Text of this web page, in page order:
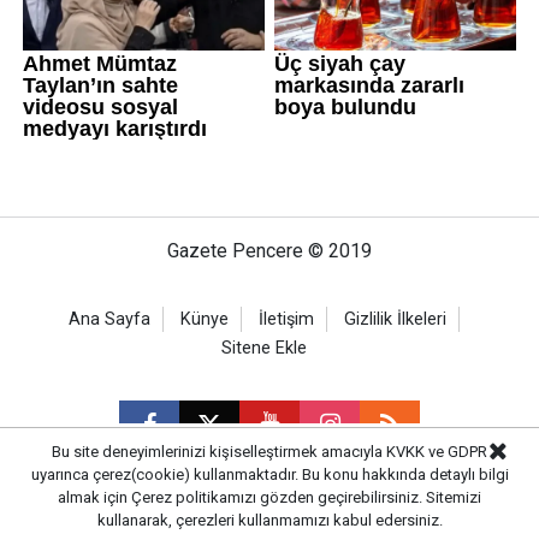
Gazete Pencere © 2019
Ana Sayfa Künye İletişim
Gizlilik İlkeleri
Sitene Ekle
CM Bilişim
Bu site deneyimlerinizi kişiselleştirmek amacıyla KVKK ve GDPR
uyarınca çerez(cookie) kullanmaktadır. Bu konu hakkında detaylı bilgi
almak için Çerez politikamızı gözden geçirebilirsiniz. Sitemizi
kullanarak, çerezleri kullanmamızı kabul edersiniz.